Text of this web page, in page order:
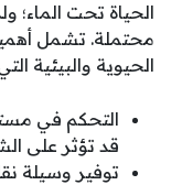
الحياة تحت الماء؛
محتملة. تشمل
الحيوية والبيئية
التحكم في
قد تؤثر على
توفير وسيلة